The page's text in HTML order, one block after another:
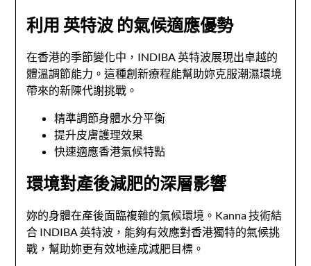
利用 英特波 的氣候適應優勢
在香港的季節變化中，INDIBA 英特波展現出卓越的
體溫調節能力。這種創新療程能幫助妳克服潮濕環境
帶來的新陳代謝挑戰。
精準調節身體水分平衡
提升皮膚護理效果
快速適應香港氣候特點
環境對產後減肥的深層影響
妳的身體在產後面臨複雜的氣候環境。Kanna 技術結
合 INDIBA 英特波，能夠有效應對香港獨特的氣候挑
戰，幫助妳更有效地達成減肥目標。